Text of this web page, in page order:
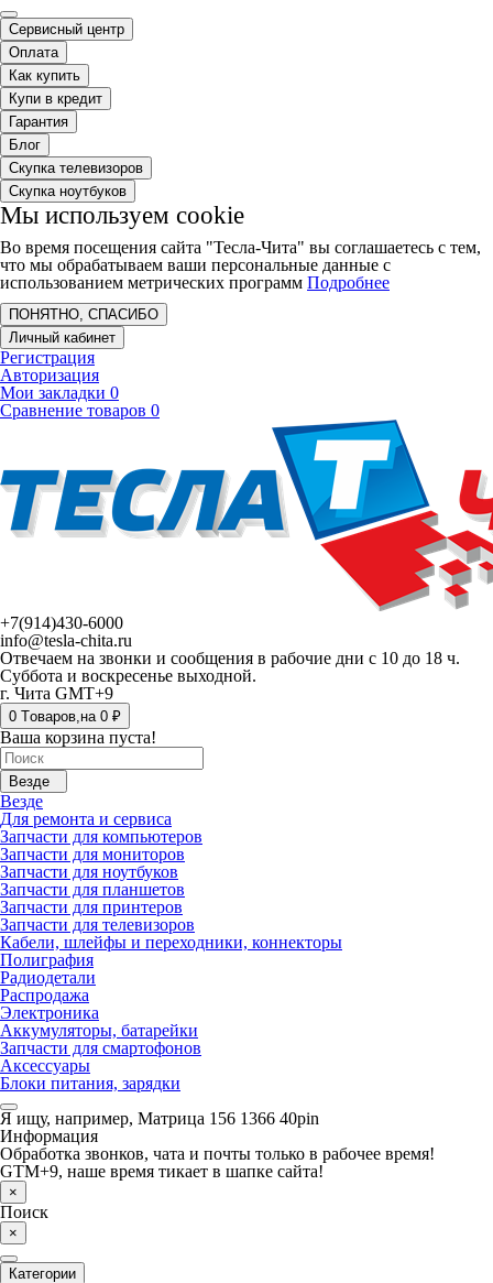
Сервисный центр
Оплата
Как купить
Купи в кредит
Гарантия
Блог
Скупка телевизоров
Скупка ноутбуков
Мы используем cookie
Во время посещения сайта "Тесла-Чита" вы соглашаетесь с тем,
что мы обрабатываем ваши персональные данные с
использованием метрических программ Подробнее
ПОНЯТНО, СПАСИБО
Личный кабинет
Регистрация
Авторизация
Мои закладки 0
Сравнение товаров 0
+7(914)430-6000
info@tesla-chita.ru
Отвечаем на звонки и сообщения в рабочие дни с 10 до 18 ч.
Суббота и воскресенье выходной.
г. Чита GMT+9
0 Tоваров,на 0 ₽
Ваша корзина пуста!
Везде
Везде
Для ремонта и сервиса
Запчасти для компьютеров
Запчасти для мониторов
Запчасти для ноутбуков
Запчасти для планшетов
Запчасти для принтеров
Запчасти для телевизоров
Кабели, шлейфы и переходники, коннекторы
Полиграфия
Радиодетали
Распродажа
Электроника
Аккумуляторы, батарейки
Запчасти для смартофонов
Аксессуары
Блоки питания, зарядки
Я ищу, например, Матрица 156 1366 40pin
Информация
Обработка звонков, чата и почты только в рабочее время!
GTM+9, наше время тикает в шапке сайта!
×
Поиск
×
Категории